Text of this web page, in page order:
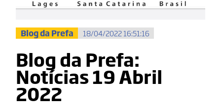
Blog da Prefa 18/04/2022 16:51:16
Blog da Prefa:
Notícias 19 Abril
2022